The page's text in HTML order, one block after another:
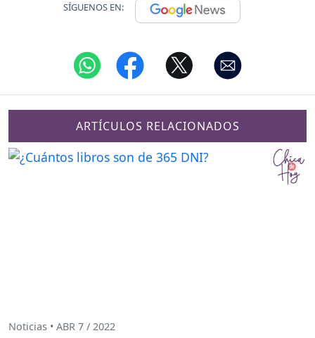
SÍGUENOS EN:
ARTÍCULOS RELACIONADOS
Noticias • ABR 7 / 2022